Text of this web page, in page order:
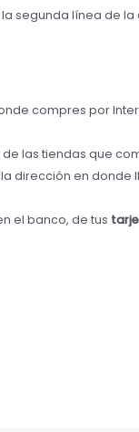
segunda línea de
compres por
de las tiendas que
dirección en
el banco, de tus